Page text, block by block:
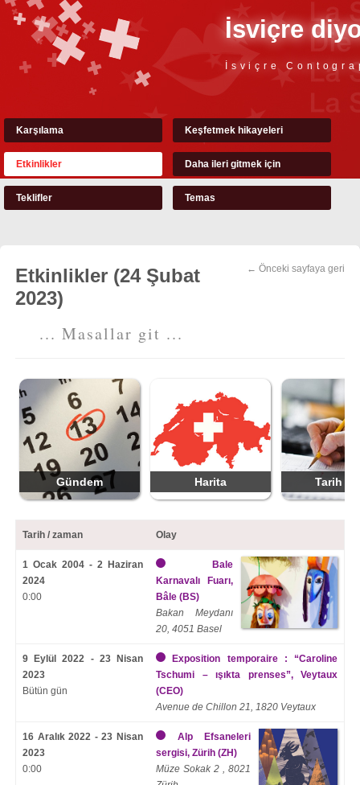
İsviçre
İsviçre
Karşılama Keşfetmek hikayeleri
Etkinlikler Daha ileri gitmek için
Teklifler Temas
← Önceki sayfaya geri
Etkinlikler (24 Şubat
2023)
... Masallar git ...
Gündem Harita Tarih
Tarih / zaman Olay
1 Ocak 2004 - 2 Haziran
2024
0:00
Bale
Karnavalı Fuarı,
Bâle (BS)
Bakan Meydanı
20, 4051 Basel
9 Eylül 2022 - 23 Nisan
2023
Bütün gün
Exposition temporaire : “Caroline
Tschumi – ışıkta prenses”, Veytaux
(CEO)
Avenue de Chillon 21, 1820 Veytaux
16 Aralık 2022 - 23 Nisan
2023
0:00
Alp Efsaneleri
sergisi, Zürih (ZH)
Müze Sokak 2 , 8021